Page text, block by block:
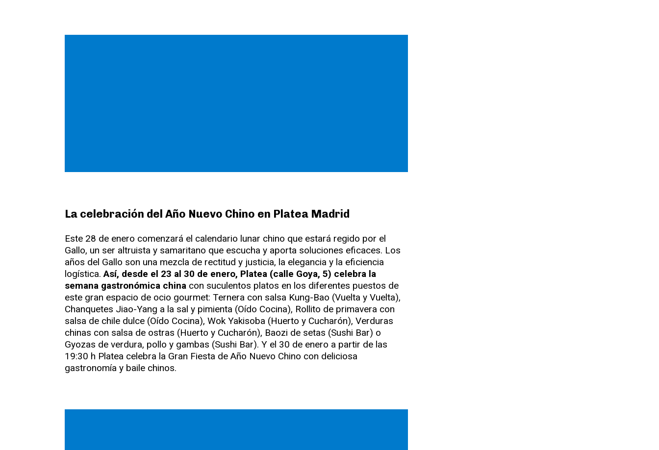
La celebración del Año Nuevo Chino en Platea Madrid
Este 28 de enero comenzará el calendario lunar chino que estará regido por el
Gallo, un ser altruista y samaritano que escucha y aporta soluciones eficaces. Los
años del Gallo son una mezcla de rectitud y justicia, la elegancia y la eficiencia
logística.Así, desde el 23 al 30 de enero, Platea (calle Goya, 5) celebra la
semana gastronómica china con suculentos platos en los diferentes puestos de
este gran espacio de ocio gourmet: Ternera con salsa Kung-Bao (Vuelta y Vuelta),
Chanquetes Jiao-Yang a la sal y pimienta (Oído Cocina), Rollito de primavera con
salsa de chile dulce (Oído Cocina), Wok Yakisoba (Huerto y Cucharón), Verduras
chinas con salsa de ostras (Huerto y Cucharón), Baozi de setas (Sushi Bar) o
Gyozas de verdura, pollo y gambas (Sushi Bar). Y el 30 de enero a partir de las
19:30 h Platea celebra la Gran Fiesta de Año Nuevo Chino con deliciosa
gastronomía y baile chinos.